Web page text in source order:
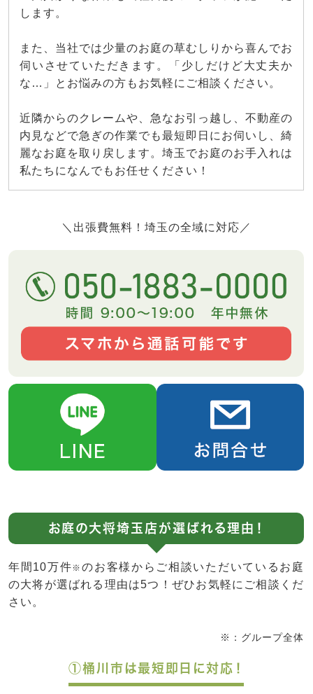
します。
また、当社では少量のお庭の草むしりから喜んでお
伺いさせていただきます。「少しだけど大丈夫か
な…」とお悩みの方もお気軽にご相談ください。
近隣からのクレームや、急なお引っ越し、不動産の
内見などで急ぎの作業でも最短即日にお伺いし、綺
麗なお庭を取り戻します。埼玉でお庭のお手入れは
私たちになんでもお任せください！
＼出張費無料！埼玉の全域に対応／
お庭の大将埼玉店が選ばれる理由！
年間10万件※のお客様からご相談いただいているお庭
の大将が選ばれる理由は5つ！ぜひお気軽にご相談くだ
さい。
※：グループ全体
①桶川市は最短即日に対応！